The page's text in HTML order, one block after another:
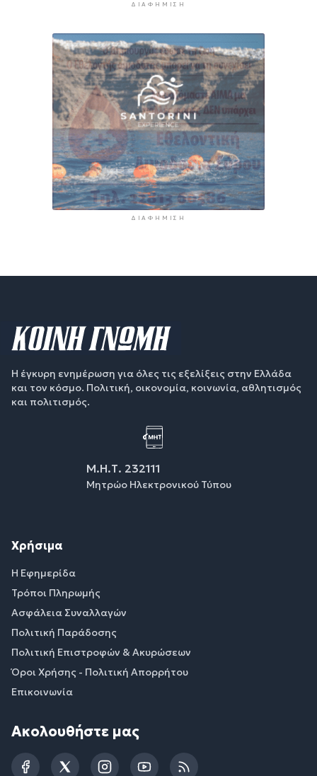
ΔΙΑΦΉΜΙΣΗ
ΔΙΑΦΉΜΙΣΗ
Η έγκυρη ενημέρωση για όλες τις εξελίξεις στην Ελλάδα
και τον κόσμο. Πολιτική, οικονομία, κοινωνία, αθλητισμός
και πολιτισμός.
Μ.Η.Τ. 232111
Μητρώο Ηλεκτρονικού Τύπου
Χρήσιμα
Η Εφημερίδα
Τρόποι Πληρωμής
Ασφάλεια Συναλλαγών
Πολιτική Παράδοσης
Πολιτική Επιστροφών & Ακυρώσεων
Όροι Χρήσης - Πολιτική Απορρήτου
Επικοινωνία
Ακολουθήστε μας